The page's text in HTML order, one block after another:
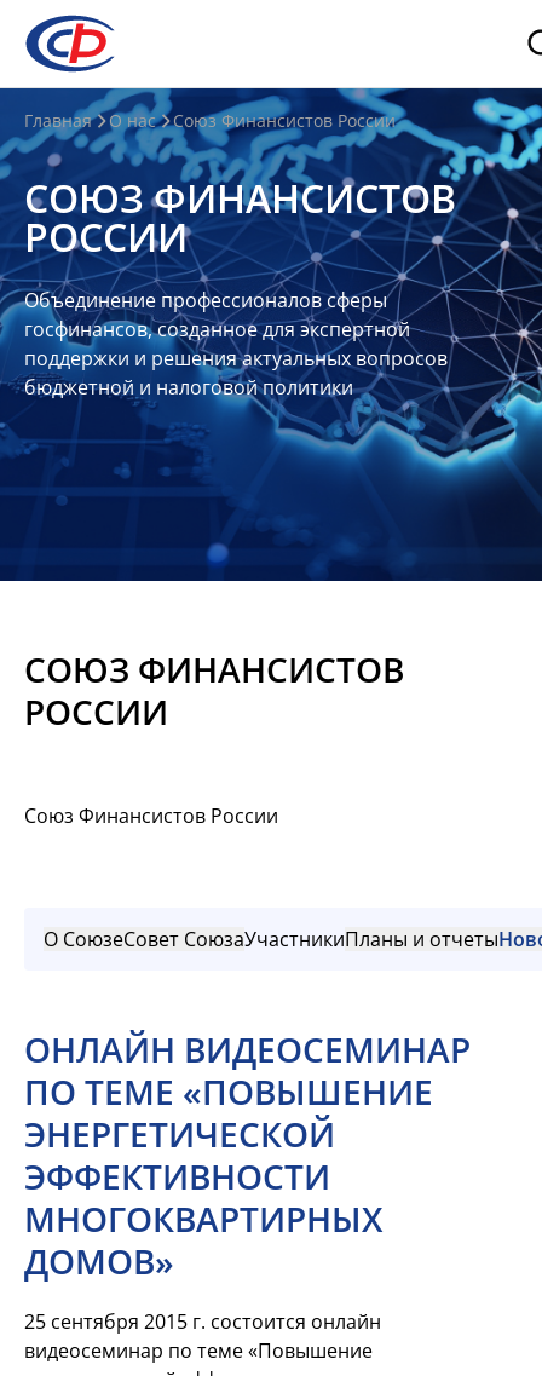
О
нас
О
СФР
Совет
Союза
Участники
Планы
отчеты
Контакты
Материалы
Главная О нас Союз Финансистов России
СОЮЗ ФИНАНСИСТОВ
РОССИИ
Объединение профессионалов сферы
госфинансов, созданное для экспертной
поддержки и решения актуальных вопросов
бюджетной и налоговой политики
СОЮЗ ФИНАНСИСТОВ
РОССИИ
Союз Финансистов России
О СоюзеСовет СоюзаУчастникиПланы и отчеты
ОНЛАЙН ВИДЕОСЕМИНАР
ПО ТЕМЕ «ПОВЫШЕНИЕ
ЭНЕРГЕТИЧЕСКОЙ
ЭФФЕКТИВНОСТИ
МНОГОКВАРТИРНЫХ
ДОМОВ»
25 сентября 2015 г. состоится онлайн
видеосеминар по теме «Повышение